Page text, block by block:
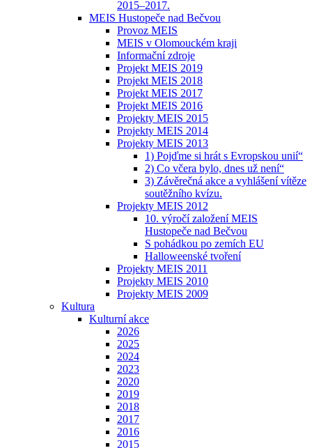
2015–2017.
MEIS Hustopeče nad Bečvou
Provoz MEIS
MEIS v Olomouckém kraji
Informační zdroje
Projekt MEIS 2019
Projekt MEIS 2018
Projekt MEIS 2017
Projekt MEIS 2016
Projekty MEIS 2015
Projekty MEIS 2014
Projekty MEIS 2013
1) Pojďme si hrát s Evropskou unií“
2) Co včera bylo, dnes už není“
3) Závěrečná akce a vyhlášení vítěze
soutěžního kvízu.
Projekty MEIS 2012
10. výročí založení MEIS
Hustopeče nad Bečvou
S pohádkou po zemích EU
Halloweenské tvoření
Projekty MEIS 2011
Projekty MEIS 2010
Projekty MEIS 2009
Kultura
Kulturní akce
2026
2025
2024
2023
2020
2019
2018
2017
2016
2015